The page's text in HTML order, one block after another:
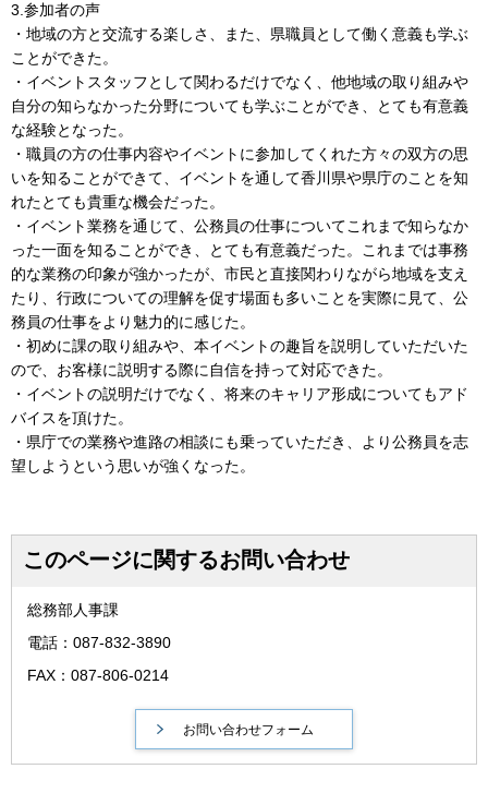
3.参加者の声
・地域の方と交流する楽しさ、また、県職員として働く意義も学ぶ
ことができた。
・イベントスタッフとして関わるだけでなく、他地域の取り組みや
自分の知らなかった分野についても学ぶことができ、とても有意義
な経験となった。
・職員の方の仕事内容やイベントに参加してくれた方々の双方の思
いを知ることができて、イベントを通して香川県や県庁のことを知
れたとても貴重な機会だった。
・イベント業務を通じて、公務員の仕事についてこれまで知らなか
った一面を知ることができ、とても有意義だった。これまでは事務
的な業務の印象が強かったが、市民と直接関わりながら地域を支え
たり、行政についての理解を促す場面も多いことを実際に見て、公
務員の仕事をより魅力的に感じた。
・初めに課の取り組みや、本イベントの趣旨を説明していただいた
ので、お客様に説明する際に自信を持って対応できた。
・イベントの説明だけでなく、将来のキャリア形成についてもアド
バイスを頂けた。
・県庁での業務や進路の相談にも乗っていただき、より公務員を志
望しようという思いが強くなった。
このページに関するお問い合わせ
総務部人事課
電話：087-832-3890
FAX：087-806-0214